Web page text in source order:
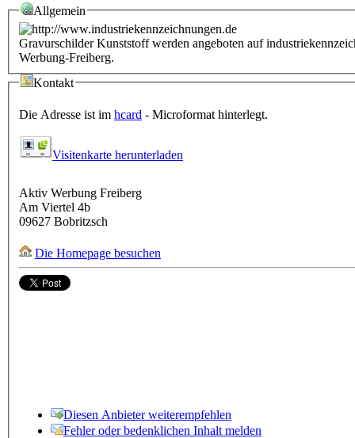
Allgemein
Gravurschilder Kunststoff werden angeboten auf
Werbung-Freiberg.
Kontakt
Die Adresse ist im hcard - Microformat hinterlegt.
Visitenkarte herunterladen
Aktiv Werbung Freiberg
Am Viertel 4b
09627 Bobritzsch
Die Homepage besuchen
Diesen Anbieter weiterempfehlen
Fehler oder bedenklichen Inhalt melden